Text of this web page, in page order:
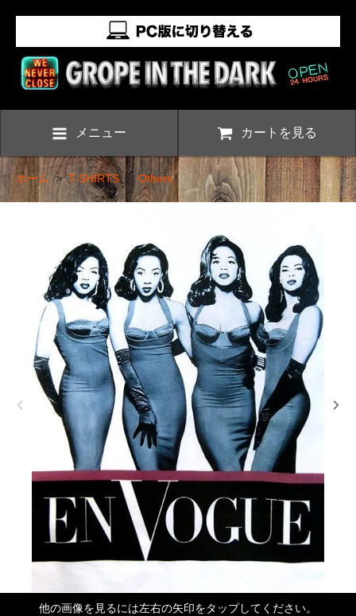
メニュー カートを見る
ホーム>T-SHIRTS>Others
他の画像を見るには左右の矢印をタップしてください。